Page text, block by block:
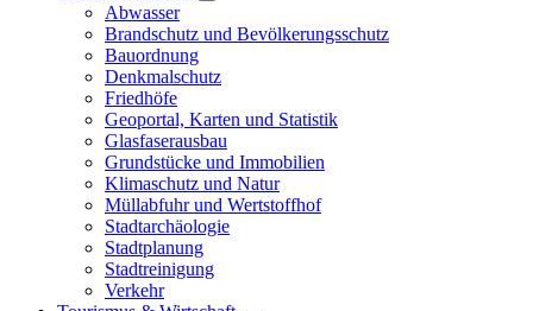
Abwasser
Brandschutz und Bevölkerungsschutz
Bauordnung
Denkmalschutz
Friedhöfe
Geoportal, Karten und Statistik
Glasfaserausbau
Grundstücke und Immobilien
Klimaschutz und Natur
Müllabfuhr und Wertstoffhof
Stadtarchäologie
Stadtplanung
Stadtreinigung
Verkehr